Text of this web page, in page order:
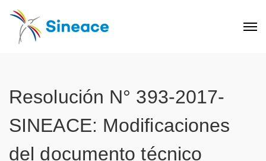
Resolución N° 393-2017-
SINEACE: Modificaciones
del documento técnico